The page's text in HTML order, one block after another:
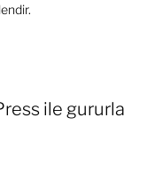
ile gururla